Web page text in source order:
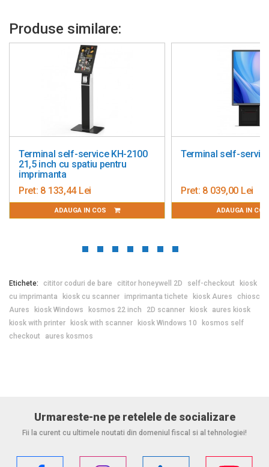
Produse similare:
Terminal self-service KH-2100
21,5 inch cu spatiu pentru
imprimanta
Pret: 8 133,44 Lei
ADAUGA IN COS
Terminal self-
Pret: 8 039,00 Lei
ADAUGA IN
Etichete: cititor coduri de bare cititor honeywell 2D self-checkout
kiosk
cu imprimanta
kiosk cu scanner imprimanta tichete kiosk Aures
chiosc
Aures
kiosk Windows kosmos 22 inch 2D scanner kiosk
aures kiosk
kiosk with printer
kiosk with scanner kiosk Windows 10
kosmos self
checkout
aures kosmos
Urmareste-ne pe retelele de socializare
Fii la curent cu ultimele noutati din domeniul fiscal si al tehnologiei!